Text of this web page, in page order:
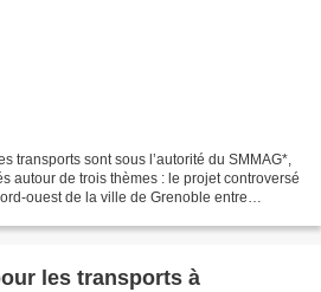
transports sont sous l’autorité du SMMAG*,
autour de trois thèmes : le projet controversé
ouest de la ville de Grenoble entre
les transports à